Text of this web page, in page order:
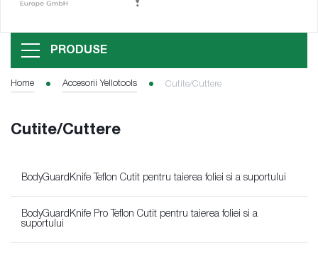
PRODUSE
Home Accesorii Yellotools Cutite/Cuttere
Cutite/Cuttere
BodyGuardKnife Teflon Cutit pentru taierea foliei si a suportului
BodyGuardKnife Pro Teflon Cutit pentru taierea foliei si a
suportului